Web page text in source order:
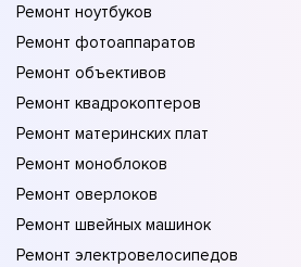
Ремонт ноутбуков
Ремонт фотоаппаратов
Ремонт объективов
Ремонт квадрокоптеров
Ремонт материнских плат
Ремонт моноблоков
Ремонт оверлоков
Ремонт швейных машинок
Ремонт электровелосипедов